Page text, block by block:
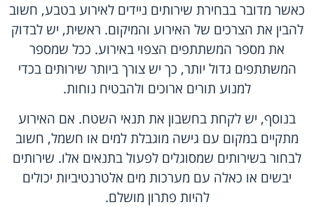
כאשר מדובר בבחירת שירותים ניידים לאירוע בטבע, חשוב
להבין את הצרכים של האירוע והמיקום. ראשית, יש לבדוק
את מספר המשתתפים הצפוי באירוע. ככל שמספר
המשתתפים גדול יותר, כך יש צורך ביותר שירותים בכדי
למנוע תורים ארוכים ולהבטיח נוחות.
בנוסף, יש לקחת בחשבון את תנאי השטח. אם האירוע
מתקיים במקום עם גישה מוגבלת למים או חשמל, חשוב
לבחור בשירותים שמסוגלים לפעול בתנאים אלו. שירותים
יבשים או כאלה עם מערכות מים אלטרנטיביות יכולים
להיות פתרון מושלם.